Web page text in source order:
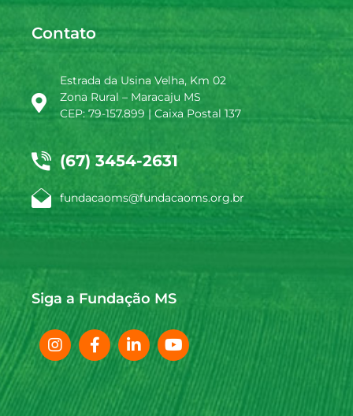
Contato
Estrada da Usina Velha, Km 02
Zona Rural – Maracaju MS
CEP: 79-157.899 | Caixa Postal 137
(67) 3454-2631
fundacaoms@fundacaoms.org.br
Siga a Fundação MS